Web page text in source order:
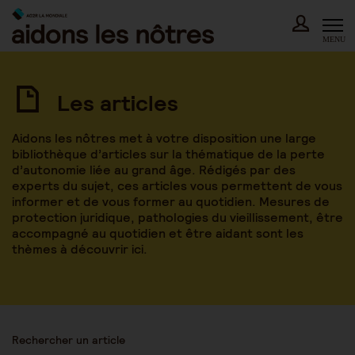
Skip
content
MENU
Les articles
Aidons les nôtres met à votre disposition une large
bibliothèque d’articles sur la thématique de la perte
d’autonomie liée au grand âge. Rédigés par des
experts du sujet, ces articles vous permettent de vous
informer et de vous former au quotidien. Mesures de
protection juridique, pathologies du vieillissement, être
accompagné au quotidien et être aidant sont les
thèmes à découvrir ici.
Rechercher un article